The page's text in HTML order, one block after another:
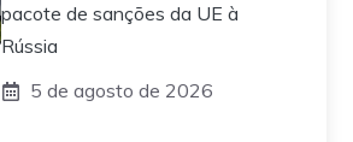
pacote de sanções da UE à
Rússia
5 de agosto de 2026